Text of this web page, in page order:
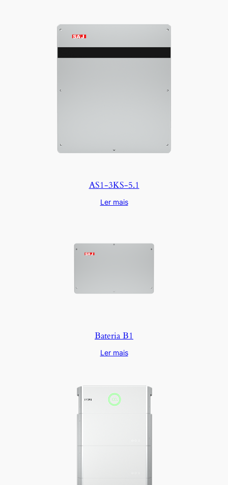
AS1-3KS-5.1
Ler mais
Bateria B1
Ler mais